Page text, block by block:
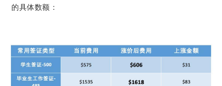
的具体数额：